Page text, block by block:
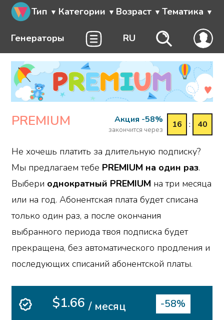
Тип Категории Возраст Тематика
Генераторы RU
PREMIUM Акция -58%
закончится через
16 : 40
Не хочешь платить за длительную подписку?
Мы предлагаем тебе PREMIUM на один раз.
Выбери однократный PREMIUM на три месяца
или на год. Абонентская плата будет списана
только один раз, а после окончания
выбранного периода твоя подписка будет
прекращена, без автоматического продления и
последующих списаний абонентской платы.
$1.66 / месяц -58%